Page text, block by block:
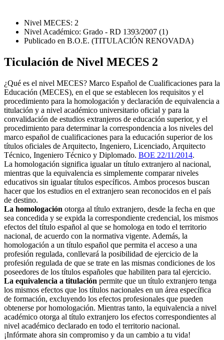
Nivel MECES: 2
Nivel Académico: Grado - RD 1393/2007 (1)
Publicado en B.O.E. (TITULACIÓN RENOVADA)
Ticulación de Nivel MECES 2
¿Qué es el nivel MECES? Marco Español de Cualificaciones para la
Educación (MECES), en el que se establecen los requisitos y el
procedimiento para la homologación y declaración de equivalencia a
titulación y a nivel académico universitario oficial y para la
convalidación de estudios extranjeros de educación superior, y el
procedimiento para determinar la correspondencia a los niveles del
marco español de cualificaciones para la educación superior de los
títulos oficiales de Arquitecto, Ingeniero, Licenciado, Arquitecto
Técnico, Ingeniero Técnico y Diplomado. BOE 22/11/2014.
La homologación significa igualar un título extranjero al nacional,
mientras que la equivalencia es simplemente comparar niveles
educativos sin igualar títulos específicos. Ambos procesos buscan
hacer que los estudios en el extranjero sean reconocidos en el país
de destino.
La homologación otorga al título extranjero, desde la fecha en que
sea concedida y se expida la correspondiente credencial, los mismos
efectos del título español al que se homologa en todo el territorio
nacional, de acuerdo con la normativa vigente. Además, la
homologación a un título español que permita el acceso a una
profesión regulada, conllevará la posibilidad de ejercicio de la
profesión regulada de que se trate en las mismas condiciones de los
poseedores de los títulos españoles que habiliten para tal ejercicio.
La equivalencia a titulación permite que un título extranjero tenga
los mismos efectos que los títulos nacionales en un área específica
de formación, excluyendo los efectos profesionales que pueden
obtenerse por homologación. Mientras tanto, la equivalencia a nivel
académico otorga al título extranjero los efectos correspondientes al
nivel académico declarado en todo el territorio nacional.
¡Infórmate ahora sin compromiso y da un cambio a tu vida!